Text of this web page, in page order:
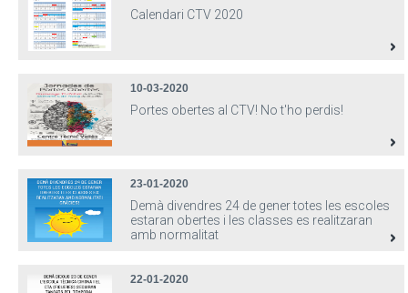
Calendari CTV 2020
10-03-2020
Portes obertes al CTV! No t'ho perdis!
23-01-2020
Demà divendres 24 de gener totes les escoles
estaran obertes i les classes es realitzaran
amb normalitat
22-01-2020